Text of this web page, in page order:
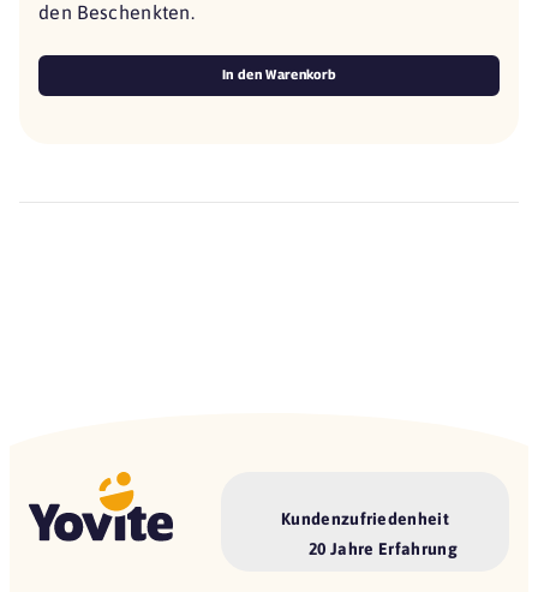
den Beschenkten.
In den Warenkorb
Kundenzufriedenheit
20 Jahre Erfahrung